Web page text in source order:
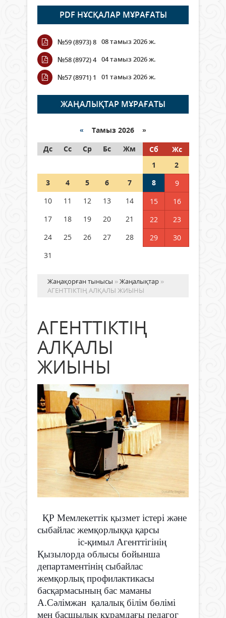
Open Air: Қызылорда облысы
полиция департаменті 20
мыңнан астам көрерменнің
қауіпсіздігін қамтамасыз етті
06 тамыз 2026 ж.
Wi-Fi ҚАБЫРҒА АРҚЫЛЫ ҚАЛАЙ
ӨТЕДІ?
06 тамыз 2026 ж. 261
граждане Казахстана,
05 тамыз 2026 ж. 143
Шетелде жүрген Қазақстан
азаматтары қалай дауыс бере
PDF НҰСҚАЛАР МҰРАҒАТЫ
№59 (8973) 8 08 тамыз 2026 ж.
№58 (8972) 4 04 тамыз 2026 ж.
№57 (8971) 1
01 тамыз 2026 ж.
ЖАҢАЛЫҚТАР МҰРАҒАТЫ
« Тамыз 2026 »
Дс
Сс Ср Бс Жм Сб
Жс
1
2
3
4 5 6 7 8
9
10
11 12 13 14 15
16
17
18 19 20 21 22
23
24
25 26 27 28 29
30
31
Жаңақорған тынысы »Жаңалықтар »
АГЕНТТІКТІҢ АЛҚАЛЫ ЖИЫНЫ
АГЕНТТІКТІҢ
АЛҚАЛЫ
ЖИЫНЫ
ҚР Мемлекеттік қызмет істері және
сыбайлас жемқорлыққа қарсы
іс-қимыл Агенттігінің
Қызылорда облысы бойынша
департаментінің сыбайлас
жемқорлық профилактикасы
басқармасының бас маманы
А.Сәлімжан қалалық білім бөлімі
мен басшылық құрамдағы педагог